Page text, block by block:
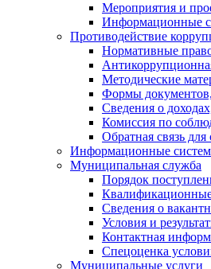
Мероприятия и
Информационные
Противодействие
Нормативные
Методические
Формы документов,
Сведения о
Комиссия по
Обратная связь
Информационные
Муниципальная служба
Порядок
Сведения о
Условия и
Контактная
Спецоценка
Муниципальные услуги